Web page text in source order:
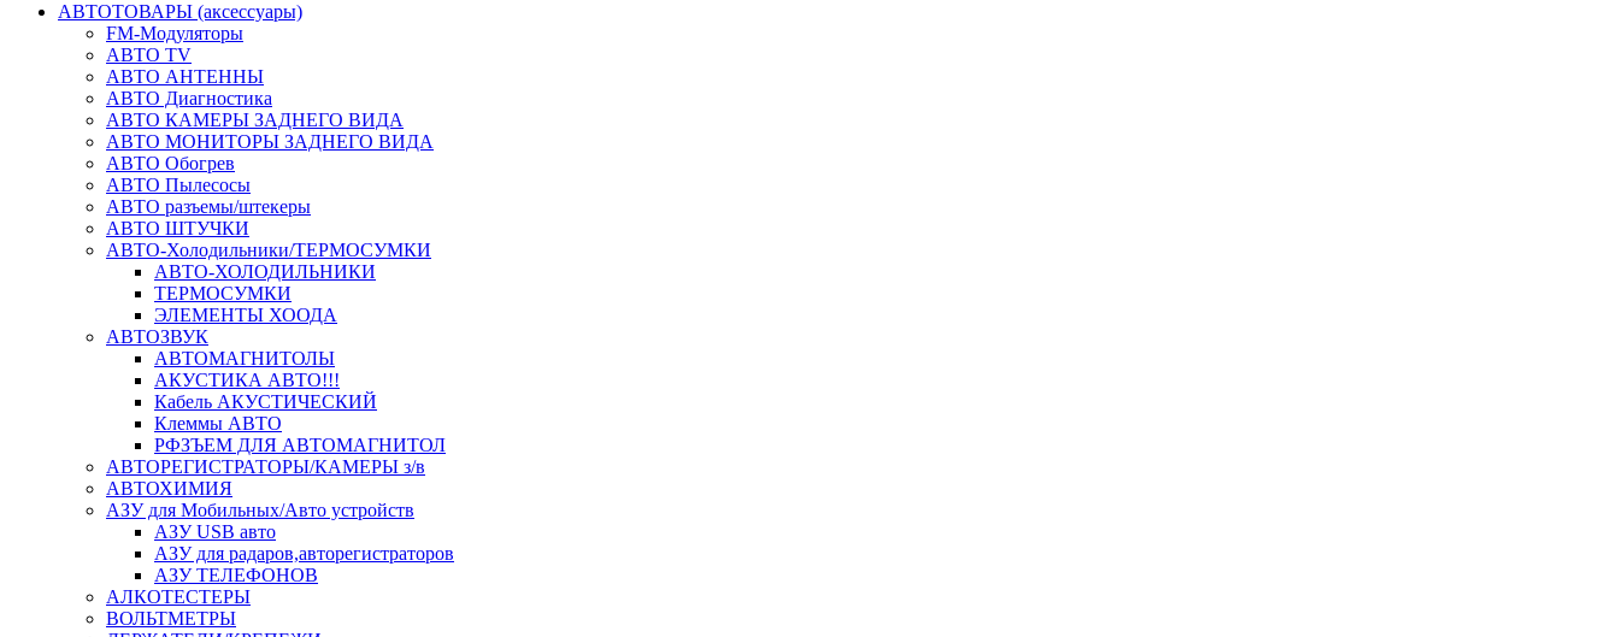
АВТОТОВАРЫ (аксессуары)
FM-Модуляторы
АВТО TV
АВТО АНТЕННЫ
АВТО Диагностика
АВТО КАМЕРЫ ЗАДНЕГО ВИДА
АВТО МОНИТОРЫ ЗАДНЕГО ВИДА
АВТО Обогрев
АВТО Пылесосы
АВТО разъемы/штекеры
АВТО ШТУЧКИ
АВТО-Холодильники/ТЕРМОСУМКИ
АВТО-ХОЛОДИЛЬНИКИ
ТЕРМОСУМКИ
ЭЛЕМЕНТЫ ХООДА
АВТОЗВУК
АВТОМАГНИТОЛЫ
АКУСТИКА АВТО!!!
Кабель АКУСТИЧЕСКИЙ
Клеммы АВТО
РФЗЪЕМ ДЛЯ АВТОМАГНИТОЛ
АВТОРЕГИСТРАТОРЫ/КАМЕРЫ з/в
АВТОХИМИЯ
АЗУ для Мобильных/Авто устройств
АЗУ USB авто
АЗУ для радаров,авторегистраторов
АЗУ ТЕЛЕФОНОВ
АЛКОТЕСТЕРЫ
ВОЛЬТМЕТРЫ